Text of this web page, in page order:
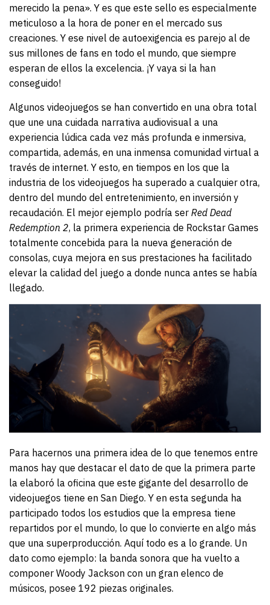
merecido la pena». Y es que este sello es especialmente
meticuloso a la hora de poner en el mercado sus
creaciones. Y ese nivel de autoexigencia es parejo al de
sus millones de fans en todo el mundo, que siempre
esperan de ellos la excelencia. ¡Y vaya si la han
conseguido!
Algunos videojuegos se han convertido en una obra total
que une una cuidada narrativa audiovisual a una
experiencia lúdica cada vez más profunda e inmersiva,
compartida, además, en una inmensa comunidad virtual a
través de internet. Y esto, en tiempos en los que la
industria de los videojuegos ha superado a cualquier otra,
dentro del mundo del entretenimiento, en inversión y
recaudación. El mejor ejemplo podría ser Red Dead
Redemption 2, la primera experiencia de Rockstar Games
totalmente concebida para la nueva generación de
consolas, cuya mejora en sus prestaciones ha facilitado
elevar la calidad del juego a donde nunca antes se había
llegado.
Para hacernos una primera idea de lo que tenemos entre
manos hay que destacar el dato de que la primera parte
la elaboró la oficina que este gigante del desarrollo de
videojuegos tiene en San Diego. Y en esta segunda ha
participado todos los estudios que la empresa tiene
repartidos por el mundo, lo que lo convierte en algo más
que una superproducción. Aquí todo es a lo grande. Un
dato como ejemplo: la banda sonora que ha vuelto a
componer Woody Jackson con un gran elenco de
músicos, posee 192 piezas originales.